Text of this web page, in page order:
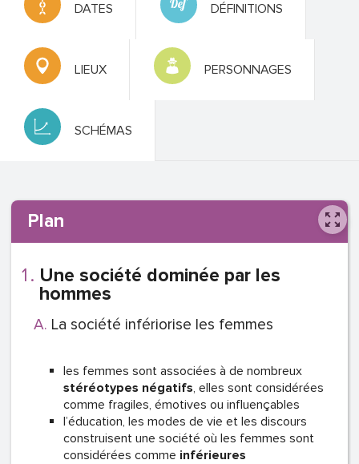
DATES DÉFINITIONS
LIEUX PERSONNAGES
SCHÉMAS
Plan
Une société dominée par les
hommes
La société infériorise les femmes
les femmes sont associées à de nombreux
stéréotypes négatifs, elles sont considérées
comme fragiles, émotives ou influençables
l’éducation, les modes de vie et les discours
construisent une société où les femmes sont
considérées comme inférieures